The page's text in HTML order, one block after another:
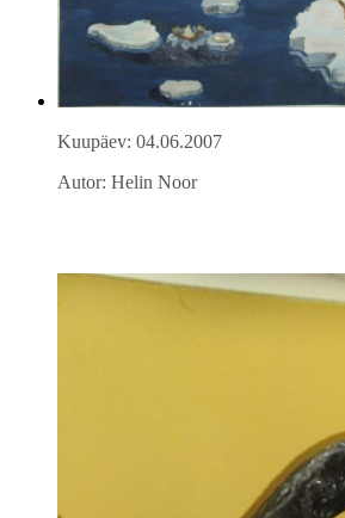
Kuupäev: 04.06.2007
Autor: Helin Noor